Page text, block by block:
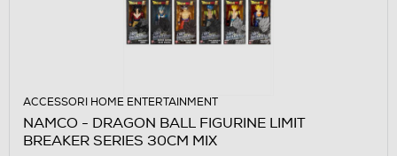
ACCESSORI HOME ENTERTAINMENT
NAMCO - DRAGON BALL FIGURINE LIMIT
BREAKER SERIES 30CM MIX